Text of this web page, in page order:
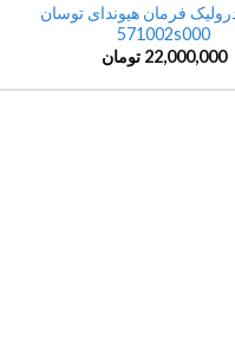
فرمان هیوندای توسان
571002s000
22,000,000 تومان